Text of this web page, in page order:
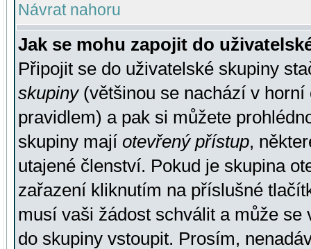
Návrat nahoru
Jak se mohu zapojit do
Připojit se do uživatelské skupiny
skupiny(většinou se nachází v horní
pravidlem) a pak si můžete
skupiny mají otevřený přístup,
utajené členství. Pokud je skupina
zařazení kliknutím na příslušné
musí vaši žádost schválit a může se
do skupiny vstoupit. Prosím,